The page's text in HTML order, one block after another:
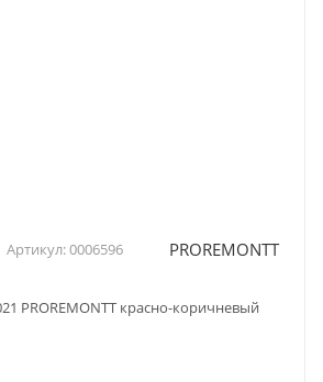
Артикул:0006596 PROREMONTT
PROREMONTT красно-коричневый